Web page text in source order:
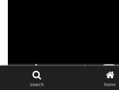
search home